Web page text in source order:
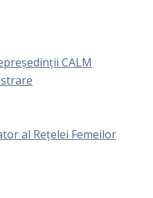
CALM
al Rețelei Femeilor